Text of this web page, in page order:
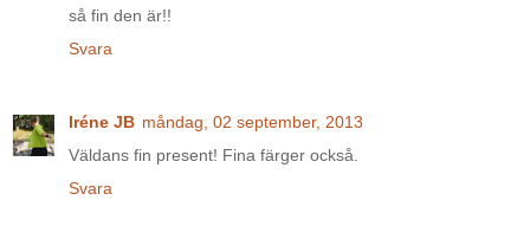
så fin den är!!
Svara
Iréne JB måndag, 02 september, 2013
Väldans fin present! Fina färger också.
Svara